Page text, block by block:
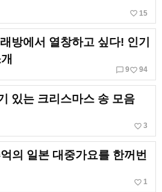
favorite_border 15
방에서 열창하고 싶다! 인기
chat_bubble_outline 9favorite_border 94
있는 크리스마스 송 모음
favorite_border 3
의 일본 대중가요를 한꺼번
favorite_border 1